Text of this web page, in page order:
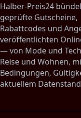
Halber-Preis24
geprüfte Gutscheine,
Rabattcodes und
veröffentlichten
— von Mode und
Reise und Wohnen,
Bedingungen,
aktuellem